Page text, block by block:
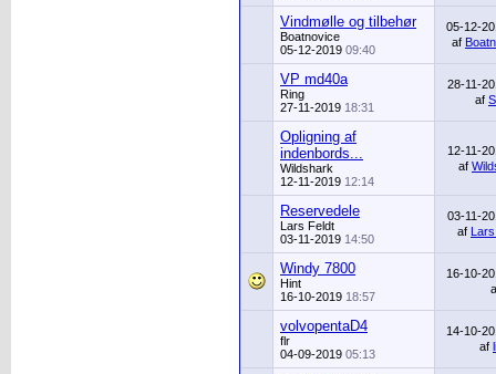
Vindmølle og tilbehør
Boatnovice
05-12-2019 09:40
05-12-
af
VP md40a
Ring
27-11-2019 18:31
28-11-
af
Opligning af
indenbords...
Wildshark
12-11-2019 12:14
12-11-
af
Reservedele
Lars Feldt
03-11-2019 14:50
03-11-
af
Windy 7800
Hint
16-10-2019 18:57
16-10-
volvopentaD4
flr
04-09-2019 05:13
14-10-
af